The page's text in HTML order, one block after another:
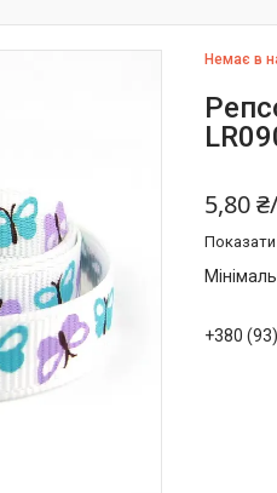
Немає в
5,80
Показати
+380